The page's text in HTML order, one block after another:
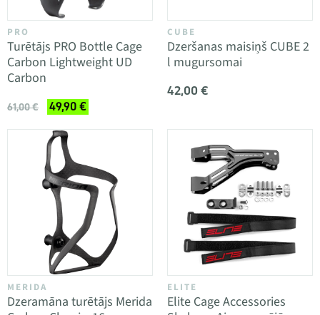
PRO
Turētājs PRO Bottle Cage
Carbon Lightweight UD
Carbon
61,00 € 49,90 €
CUBE
Dzeršanas maisiņš CUBE 2
l mugursomai
42,00 €
MERIDA
Dzeramāna turētājs Merida
ELITE
Elite Cage Accessories